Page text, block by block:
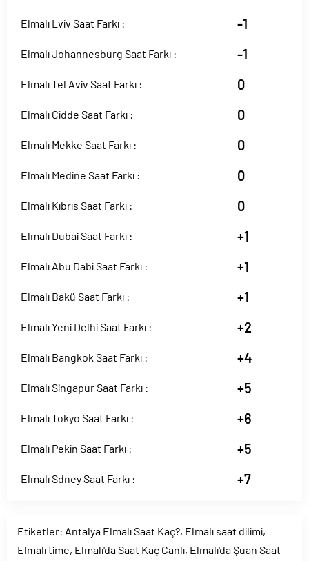
Elmalı Lviv Saat Farkı : -1
Elmalı Johannesburg Saat Farkı : -1
Elmalı Tel Aviv Saat Farkı : 0
Elmalı Cidde Saat Farkı : 0
Elmalı Mekke Saat Farkı : 0
Elmalı Medine Saat Farkı : 0
Elmalı Kıbrıs Saat Farkı : 0
Elmalı Dubai Saat Farkı : +1
Elmalı Abu Dabi Saat Farkı : +1
Elmalı Bakü Saat Farkı : +1
Elmalı Yeni Delhi Saat Farkı : +2
Elmalı Bangkok Saat Farkı : +4
Elmalı Singapur Saat Farkı : +5
Elmalı Tokyo Saat Farkı : +6
Elmalı Pekin Saat Farkı : +5
Elmalı Sdney Saat Farkı : +7
Etiketler: Antalya Elmalı Saat Kaç?, Elmalı saat dilimi,
Elmalı time, Elmalı'da Saat Kaç Canlı, Elmalı'da Şuan Saat